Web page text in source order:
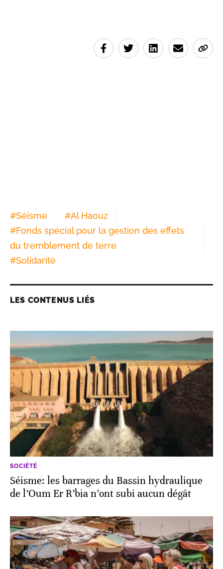
#Séisme #Al Haouz
#Fonds spécial pour la gestion des effets
du tremblement de terre
#Solidarité
LES CONTENUS LIÉS
SOCIÉTÉ
Séisme: les barrages du Bassin hydraulique
de l’Oum Er R’bia n’ont subi aucun dégât